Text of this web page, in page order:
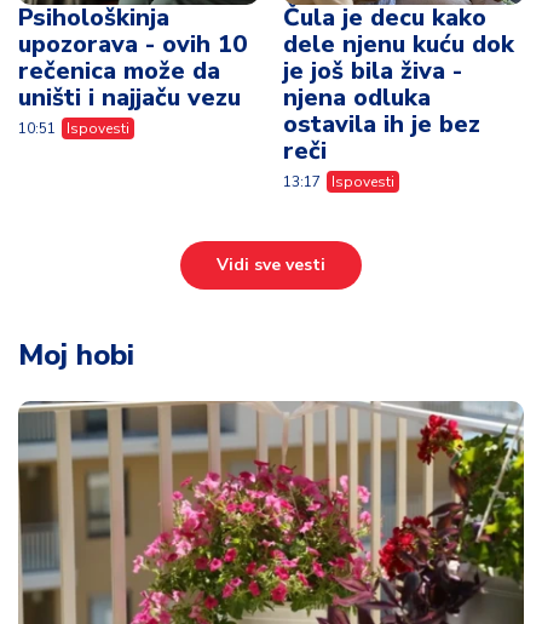
Psihološkinja
upozorava - ovih 10
rečenica može da
uništi i najjaču vezu
10:51 Ispovesti
Čula je decu kako
dele njenu kuću dok
je još bila živa -
njena odluka
ostavila ih je bez
reči
13:17 Ispovesti
Vidi sve vesti
Moj hobi